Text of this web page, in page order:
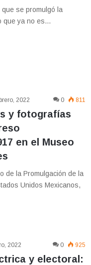
se promulgó la
que ya no es…
2022 0 811
y fotografías
en el Museo
de la Promulgación de la
Unidos Mexicanos,
2022 0 925
y electoral: